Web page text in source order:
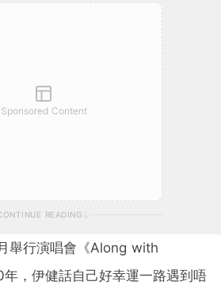
Sponsored Content
READING
舉行演唱會《Along with
，伊健話自己好幸運一路遇到唔